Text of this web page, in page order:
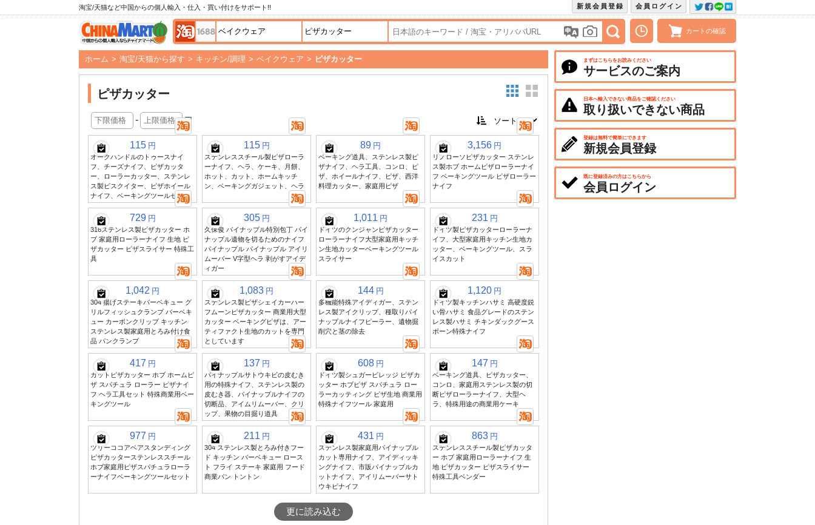
淘宝/天猫など中国からの個人輸入・仕入・買い付けをサポート!! 会員ログイン
新規会員登録
カートの確認
ホーム > 淘宝/天猫から探す > キッチン/調理 > ベイクウェア > ピザカッター
ピザカッター
- 円
115 円
オークハンドルのトゥースナイ
フ、チーズナイフ、ピザカッタ
ー、ローラーカッター、ステンレ
ス製ビスクイター、ピザホイール
ナイフ、ベーキングツールセット
115 円
ステンレススチール製ピザローラ
ーナイフ、ヘラ、ケーキ、月餅、
ホット、カット、ホームキッチ
ン、ベーキングガジェット、ヘラ
89 円
ベーキング道具、ステンレス製ピ
ザナイフ、ヘラ工具、コンロ、ピ
ザ、ホイールナイフ、ピザ、西洋
料理カッター、家庭用ピザ
3,156 円
リノローソピザカッター ステンレ
ス製ホブ ホームピザローラーナイ
フ ベーキングツール ピザローラー
ナイフ
729 円
316ステンレス製ピザカッター ホ
ブ 家庭用ローラーナイフ 生地 ピ
ザカッター ピザスライサー 特殊工
具
305 円
久保俊 パイナップル特別包丁 パイ
ナップル遺物を切るためのナイフ
パイナップル パイナップル アイリ
ムーバー V字型ヘラ 剥がすアイデ
ィガー
1,011 円
ドイツのクンジャンピザカッター
ローラーナイフ大型家庭用キッチ
ン生地カッターベーキングツール
スライサー
231 円
ドイツ製ピザカッターローラーナ
イフ、大型家庭用キッチン生地カ
ッター、ベーキングツール、スラ
イスカット
1,042 円
304 揚げステーキバーベキュー グ
リルフィッシュクランプ バーベキ
ュー カーボンクリップ キッチン
ステンレス製家庭用とろみ付け食
品 パンクランプ
1,083 円
ステンレス製ピザシェイカーハー
フムーンピザカッター 商業用大型
カッター ベーキングピザは、アー
ティファクト生地のカットを専門
としています
144 円
多機能特殊アイディガー、ステン
レス製アイクリップ、種取りパイ
ナップルナイフピーラー、遺物掘
削穴と茎の除去
1,120 円
ドイツ製キッチンハサミ 高硬度鋭
い骨ハサミ 食品グレードのステン
レス製ハサミ チキンダックグース
ボーン特殊ナイフ
417 円
カットピザカッター ホブ ホームピ
ザ スパチュラ ローラー ピザナイ
フ ヘラ工具セット 特殊商業用ベー
キングツール
137 円
パイナップルサトウキビの皮むき
用の特殊ナイフ、ステンレス製の
皮むき器、パイナップルナイフの
切断品、アイムリムーバー、クリ
ップ、果物の目掘り道具
608 円
ドイツ製シュガービレッジ ピザカ
ッター ホブピザ スパチュラ ロー
ラーカッティング ピザ生地 商業用
特殊ナイフツール 家庭用
147 円
ベーキング道具、ピザカッター、
コンロ、家庭用ステンレス製の切
断ピザローラーナイフ、大型ヘ
ラ、特殊用途の商業用ケーキ
977 円
ツリーココアベアスタンディング
ピザカッターステンレススチール
ホブ家庭用ピザスパチュラローラ
ーナイフベーキングツールセット
211 円
304 ステンレス製とろみ付きフー
ド キッチン バーベキュー ロース
ト フライ ステーキ 家庭用 フード
商業パン トントン
431 円
ステンレス製家庭用パイナップル
カット専用ナイフ、アイディッキ
ングナイフ、市販パイナップルカ
ットナイフ、アイリムーバーサト
ウキビナイフ
863 円
ステンレススチール製ピザカッタ
ー ホブ 家庭用ローラーナイフ 生
地 ピザカッター ピザスライサー
特殊工具ベンダー
更に読み込む
まずはこちらをお読みください
サービスのご案内
日本へ輸入できない商品をご確認ください
取り扱いできない商品
登録は無料で簡単にできます
新規会員登録
既に登録済みの方はこちらから
会員ログイン